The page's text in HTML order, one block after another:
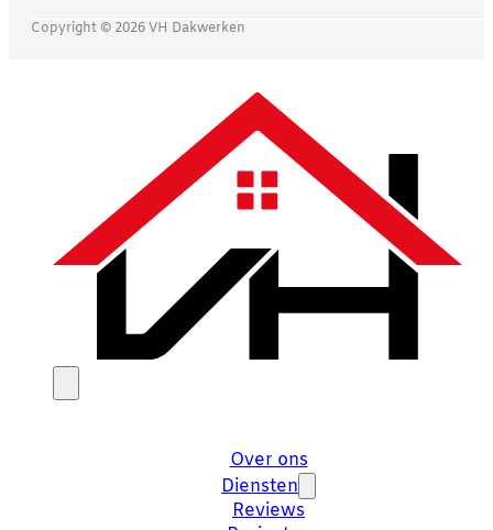
Copyright © 2026 VH Dakwerken
Over ons
Diensten
Reviews